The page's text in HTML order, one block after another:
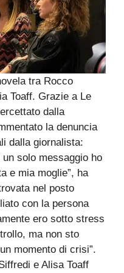
tra Rocco
Toaff. Grazie a Le
dalla
la denuncia
dalla giornalista:
solo messaggio ho
e mia moglie”, ha
nel posto
con la persona
ero sotto stress
ma non sto
momento di crisi”.
e Alisa Toaff